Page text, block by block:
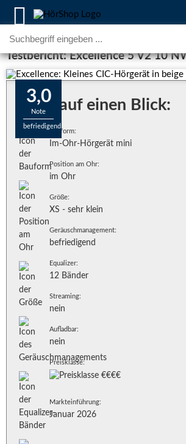
Testbericht: Excellence 5 V2 10
3,0
Note
befriedigend
Alles auf einen Blick:
Bauform:
Im-Ohr-Hörgerät mini
Position am Ohr:
im Ohr
Größe:
XS - sehr klein
Geräuschmanagement:
befriedigend
Equalizer:
12 Bänder
Streaming:
nein
Aufladbar:
nein
Preisklasse:
Markteinführung:
Januar 2026